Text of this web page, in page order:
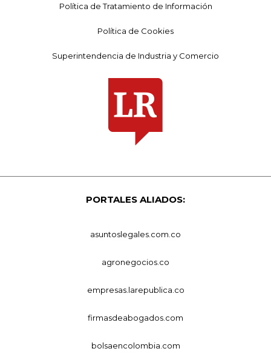
Política de Tratamiento de Información
Política de Cookies
Superintendencia de Industria y Comercio
PORTALES ALIADOS:
asuntoslegales.com.co
agronegocios.co
empresas.larepublica.co
firmasdeabogados.com
bolsaencolombia.com